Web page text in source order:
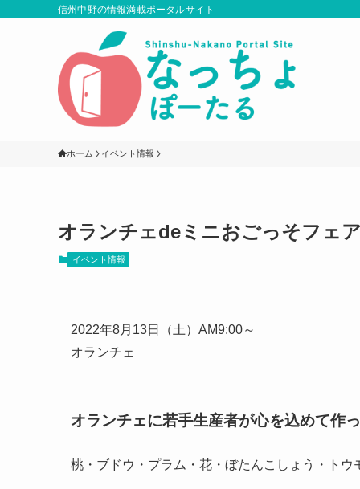
信州中野の情報満載ポータルサイト
ホーム イベント情報
オランチェdeミニおごっそフェ
イベント情報
2022年8月13日（土）AM9:00～
オランチェ
オランチェに若手生産者が心を込めて作
桃・ブドウ・プラム・花・ぼたんこしょう・トウ